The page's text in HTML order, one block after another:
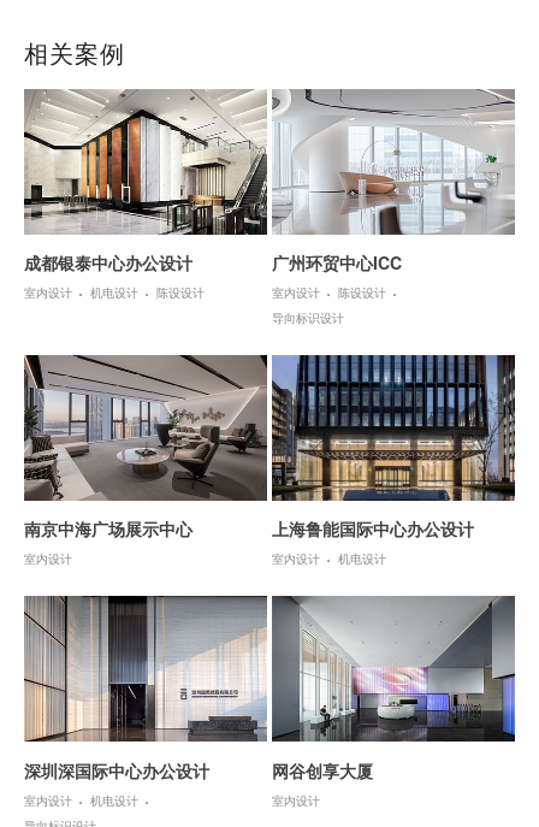
相关案例
成都银泰中心办公设计
室内设计 机电设计 陈设设计
广州环贸中心ICC
室内设计
陈设设计
导向标识设计
南京中海广场展示中心
室内设计
上海鲁能国际中心办公设计
室内设计 机电设计
深圳深国际中心办公设计
室内设计
机电设计
网谷创享大厦
室内设计